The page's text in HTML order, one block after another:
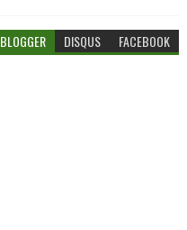
BLOGGER DISQUS FACEBOOK